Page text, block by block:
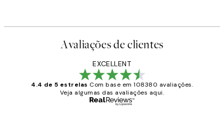
Avaliações de clientes
EXCELLENT
4.4 de 5 estrelas Com base em 108380 avaliações.
Veja algumas das avaliações aqui.